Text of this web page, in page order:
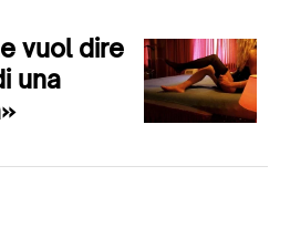
vuol dire
una